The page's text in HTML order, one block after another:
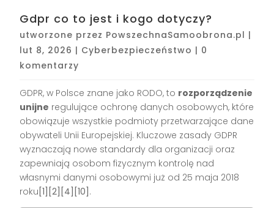
Gdpr co to jest i kogo dotyczy?
utworzone przez PowszechnaSamoobrona.pl |
lut 8, 2026 | Cyberbezpieczeństwo | 0
komentarzy
GDPR, w Polsce znane jako RODO, to rozporządzenie
unijne regulujące ochronę danych osobowych, które
obowiązuje wszystkie podmioty przetwarzające dane
obywateli Unii Europejskiej. Kluczowe zasady GDPR
wyznaczają nowe standardy dla organizacji oraz
zapewniają osobom fizycznym kontrolę nad
własnymi danymi osobowymi już od 25 maja 2018
roku [1][2][4][10] .